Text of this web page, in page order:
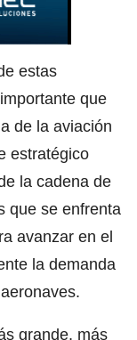
estas
que
de la aviación
estratégico
la cadena de
que se enfrenta
avanzar en el
la demanda
grande, más